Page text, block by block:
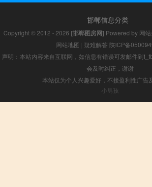
邯郸信息分类
Copyright © 2012 - 2026 [邯郸图房网] Powered by 网
网站地图 | 疑难解答 陕ICP备
声明：本站内容来自互联网，如信息有错误可发邮件到
会及时纠正，谢谢
本站仅为个人兴趣爱好，不接盈利性广告
小男孩